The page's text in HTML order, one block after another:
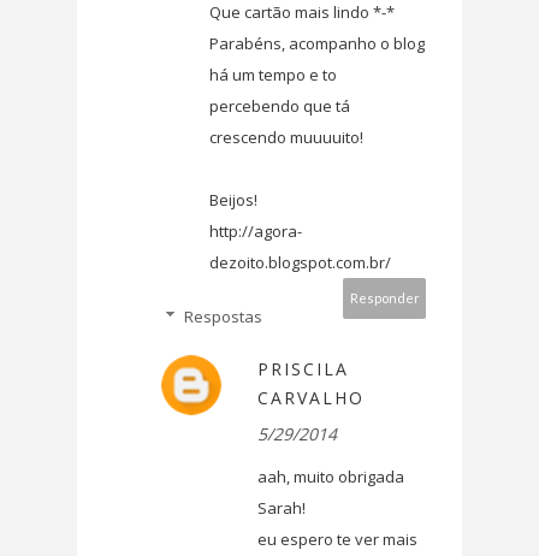
Que cartão mais lindo *-*
Parabéns, acompanho o blog
há um tempo e to
percebendo que tá
crescendo muuuuito!
Beijos!
http://agora-
dezoito.blogspot.com.br/
Responder
Respostas
PRISCILA
CARVALHO
5/29/2014
aah, muito obrigada
Sarah!
eu espero te ver mais